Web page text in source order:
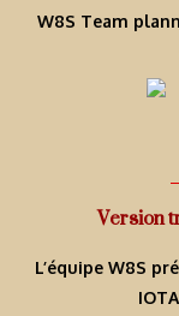
W8S Team
Version
L’équipe W8S